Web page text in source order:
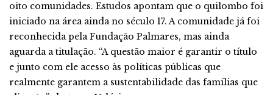
oito comunidades. Estudos apontam que o quilombo foi
iniciado na área ainda no século 17. A comunidade já foi
reconhecida pela Fundação Palmares, mas ainda
aguarda a titulação. “A questão maior é garantir o título
e junto com ele acesso às políticas públicas que
realmente garantem a sustentabilidade das famílias que